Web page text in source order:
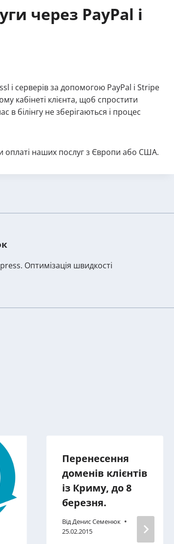
через PayPal і
і серверів за допомогою PayPal і Stripe
кабінеті клієнта, щоб спростити
в білінгу не зберігаються і процес
оплаті наших послуг з Європи або США.
Оптимізація швидкості
Перенесення
доменів клієнтів
із Криму, до 8
березня.
ВідДенис Семенюк
25.02.2015